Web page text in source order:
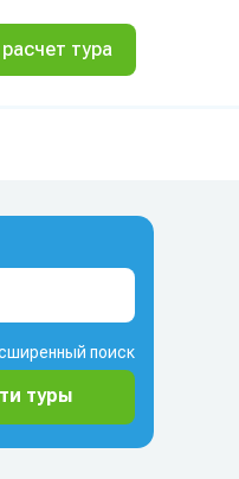
тура
поиск
туры